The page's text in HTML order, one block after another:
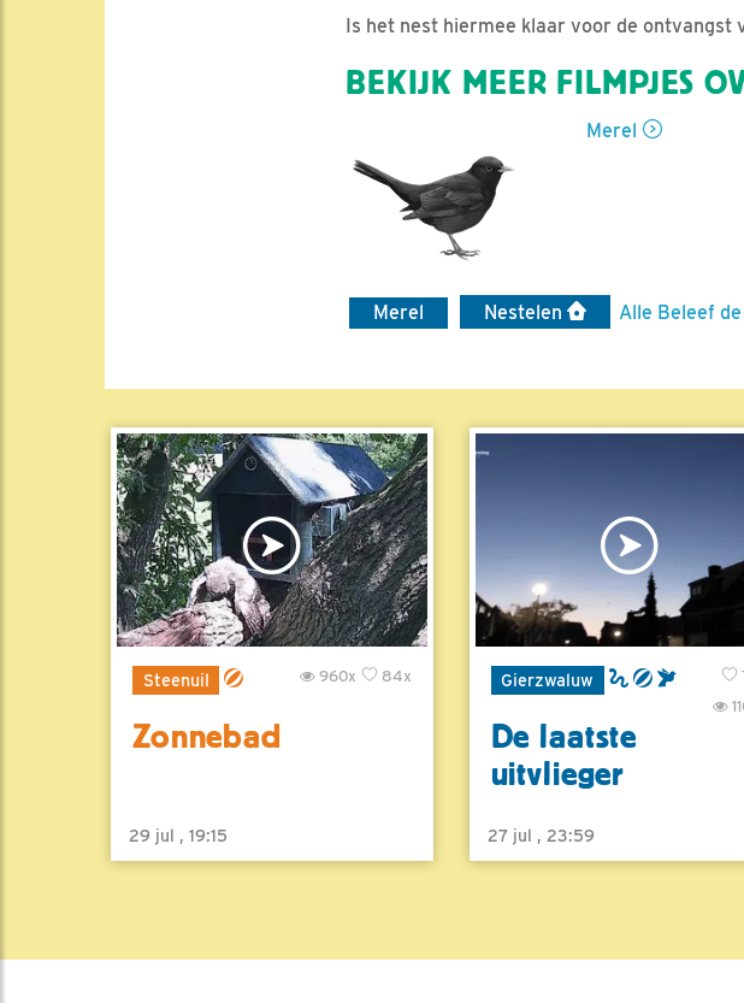
Is het nest hiermee klaar voor de ontvangst
BEKIJK MEER FILMPJES
Merel
Merel Nestelen Alle Beleef
Steenuil 84x
960x
Zonnebad
29 jul , 19:15
Gierzwaluw
De laatste
uitvlieger
27 jul , 23:59